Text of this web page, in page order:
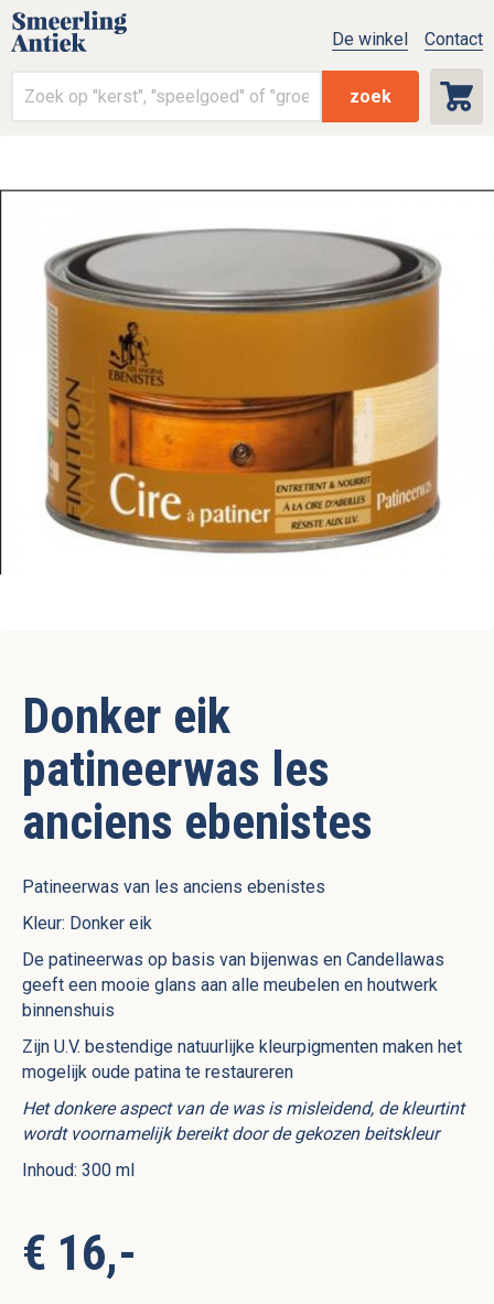
zoek
De winkel Contact
Donker eik
patineerwas les
anciens ebenistes
Patineerwas van les anciens ebenistes
Kleur: Donker eik
De patineerwas op basis van bijenwas en Candellawas
geeft een mooie glans aan alle meubelen en houtwerk
binnenshuis
Zijn U.V. bestendige natuurlijke kleurpigmenten maken het
mogelijk oude patina te restaureren
Het donkere aspect van de was is misleidend, de kleurtint
wordt voornamelijk bereikt door de gekozen beitskleur
Inhoud: 300 ml
€ 16,-